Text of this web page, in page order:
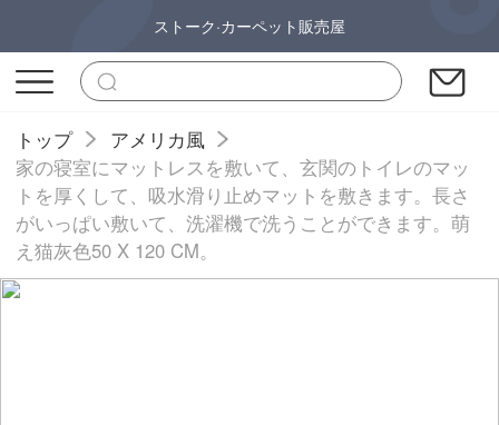
ストーク·カーペット販売屋
トップ
アメリカ風
家の寝室にマットレスを敷いて、玄関のトイレのマッ
トを厚くして、吸水滑り止めマットを敷きます。長さ
がいっぱい敷いて、洗濯機で洗うことができます。萌
え猫灰色50 X 120 CM。